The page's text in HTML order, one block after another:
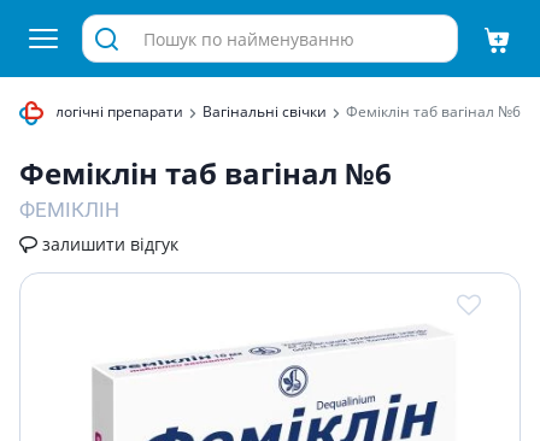
Гінекологічні препарати Вагінальні свічки Фемiклiн таб вагiнал №6
Фемiклiн таб вагiнал №6
ФЕМІКЛІН
залишити відгук